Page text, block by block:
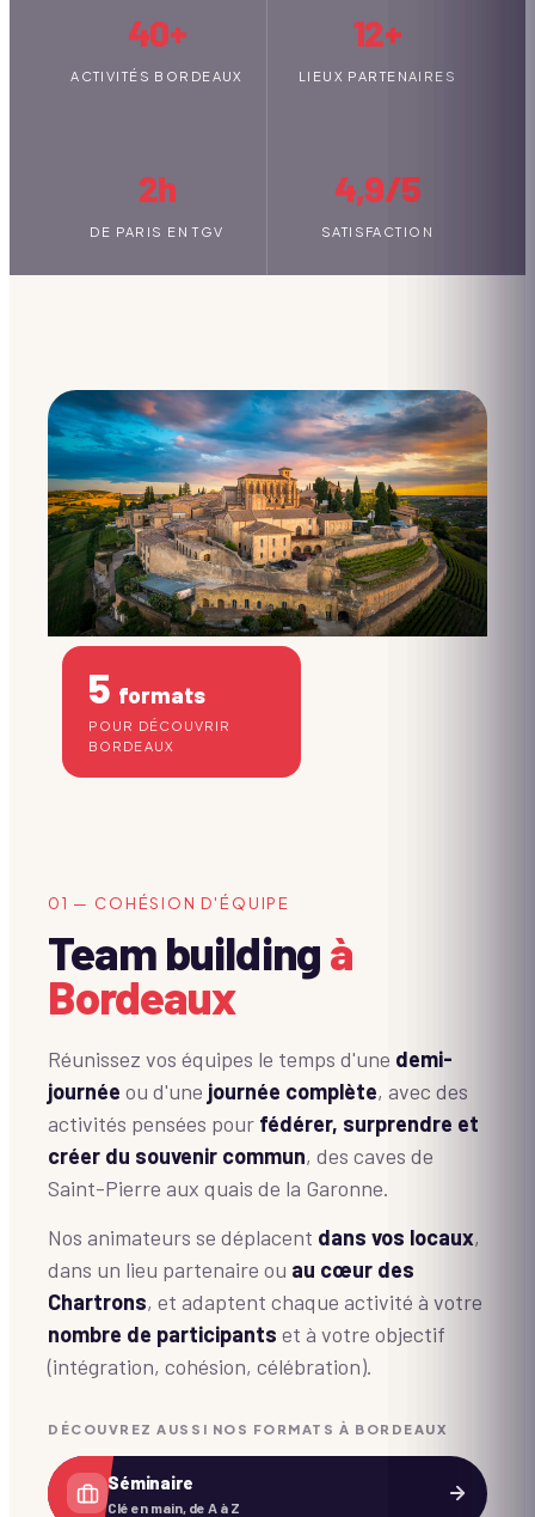
40+
ACTIVITÉS BORDEAUX
12+
LIEUX PARTENAIRES
2h
DE PARIS EN TGV
4,9/5
SATISFACTION
5 formats
POUR DÉCOUVRIR
BORDEAUX
01 — COHÉSION D'ÉQUIPE
Team buildingà
Bordeaux
Réunissez vos équipes le temps d'une demi-
journée ou d'une journée complète, avec des
activités pensées pour fédérer, surprendre et
créer du souvenir commun, des caves de
Saint-Pierre aux quais de la Garonne.
Nos animateurs se déplacent dans vos locaux,
dans un lieu partenaire ou au cœur des
Chartrons, et adaptent chaque activité à votre
nombre de participants et à votre objectif
(intégration, cohésion, célébration).
DÉCOUVREZ AUSSI NOS FORMATS À BORDEAUX
Séminaire
Clé en main, de A à Z